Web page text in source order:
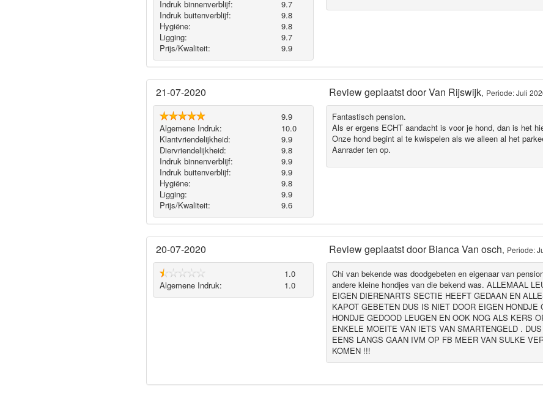
Indruk binnenverblijf:
9.7
Indruk buitenverblijf:
9.8
Hygiëne‎:
9.8
Ligging:
9.7
Prijs/Kwaliteit:
9.9
21-07-2020
9.9
Algemene Indruk:
10.0
Klantvriendelijkheid:
9.9
Diervriendelijkheid:
9.8
Indruk binnenverblijf:
9.9
Indruk buitenverblijf:
9.9
Hygiëne‎:
9.8
Ligging:
9.9
Prijs/Kwaliteit:
9.6
Review geplaatst doorVan Rijswijk, Periode: Juli
Fantastisch pension.
Als er ergens ECHT aandacht is voor je hond, dan is het
Onze hond begint al te kwispelen als we alleen al het
Aanrader ten op.
20-07-2020
1.0
Algemene Indruk:
1.0
Review geplaatst doorBianca Van osch, Periode:
Chi van bekende was doodgebeten en eigenaar van
andere kleine hondjes van die bekend was. ALLEMAAL
EIGEN DIERENARTS SECTIE HEEFT GEDAAN EN
KAPOT GEBETEN DUS IS NIET DOOR EIGEN HONDJE
HONDJE GEDOOD LEUGEN EN OOK NOG ALS KERS
ENKELE MOEITE VAN IETS VAN SMARTENGELD .
EENS LANGS GAAN IVM OP FB MEER VAN SULKE
KOMEN !!!